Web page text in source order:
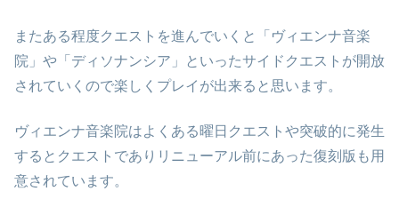
またある程度クエストを進んでいくと「ヴィエンナ音楽
院」や「ディソナンシア」といったサイドクエストが開放
されていくので楽しくプレイが出来ると思います。
ヴィエンナ音楽院はよくある曜日クエストや突破的に発生
するとクエストでありリニューアル前にあった復刻版も用
意されています。